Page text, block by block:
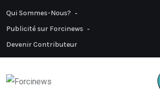
Qui Sommes-Nous?
Publicité sur Forcinews
Devenir Contributeur